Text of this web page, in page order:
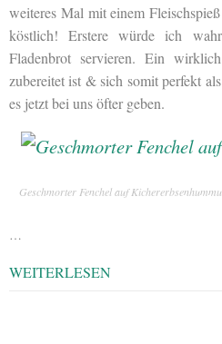
weiteres Mal mit einem
köstlich! Erstere würde ich
Fladenbrot servieren. Ein
zubereitet ist & sich somit perfekt
es jetzt bei uns öfter geben.
Geschmorter Fenchel auf
…
WEITERLESEN